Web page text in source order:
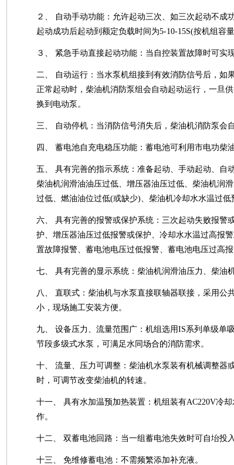
２、
自动手动功能：允许起动三次、如三次起动不成
起动成功后起动到额定负载时间为5-10-15S(按机组容
３、 紧急手动直接起动功能：当自控装置故障时可实
二、
自动运行：当水泵机组接到有效消防信号后，如
正常起动时，柴油机消防泵组会自动起动运行，一旦
换到电动泵。
三、 自动停机：当消防信号消失后，柴油机消防泵会
四、 蓄电池自充电稳压功能：蓄电池可利用市电功柴
五、 具有完善的指示系统：准备起动、手动起动、自
柴油机润滑油油压过低、增压器油压过低、柴油机润
过低、燃油油位过低(或缺少)、柴油机冷却水水温过低
六、 具有完善的报警或保护系统：三次起动失败报警
护、增压器油压过低报警或保护、冷却水水温过高报
置故障报警、蓄电池电压过低报警、蓄电池电压过高
七、 具有完善的显示系统：柴油机润滑油压力、柴油
八、 直联式：柴油机与水泵直接联轴器联接，采用公
小，现场施工安装方便。
九、 设备压力、流量范围广：机组选用IS系列单级单
节段多级式水泵，可满足水同场合的消防需求。
十、 流量、压力可调整：柴油机水泵装有机械调整器
时，可调节改变柴油机的转速。
十一、 具有水加温预加热装置：机组装有AC220V冷
作。
十二、 双蓄电池回路：当一组蓄电池失效时可自坮投
十三、 免维修蓄电池：不需频繁添加补充液。